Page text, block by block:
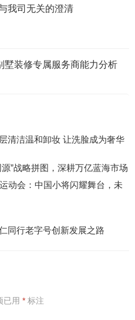
我司无关的澄清
墅装修专属服务商能力分析
清洁温和卸妆 让洗脸成为奢华
”战略拼图，深耕万亿蓝海市场
动会：中国小将闪耀舞台，未
同行老字号创新发展之路
已用 * 标注